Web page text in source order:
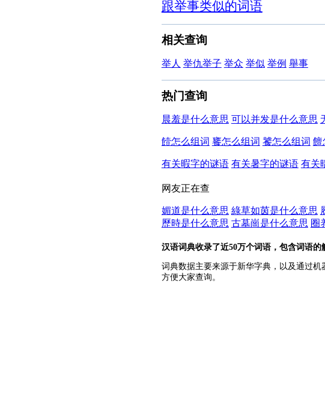
跟举事类似的词语
相关查询
举人 举仇举子 举众 举似 举例 舉事
热门查询
晨羞是什么意思 可以并发是什么意思
饐怎么组词 饔怎么组词 饕怎么组词 饘
有关暇字的谜语 有关暑字的谜语 有关
网友正在查
媚道是什么意思 綠草如茵是什么意思
歷時是什么意思 古墓崗是什么意思 圈
汉语词典收录了近50万个词语，包含词语的
词典数据主要来源于新华字典，以及通过
方便大家查询。